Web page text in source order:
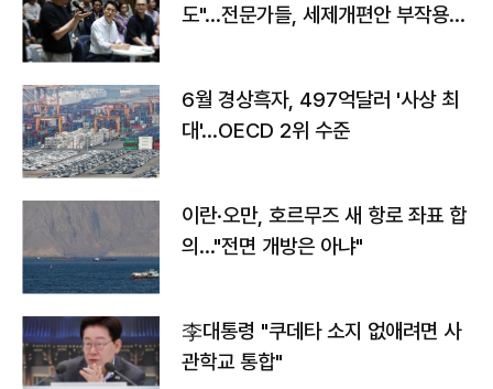
도"…전문가들, 세제개편안 부작용
6월 경상흑자, 497억달러 '사상 최
대'…OECD 2위 수준
이란·오만, 호르무즈 새 항로 좌표 합
의…"전면 개방은 아냐"
李대통령 "쿠데타 소지 없애려면 사
관학교 통합"